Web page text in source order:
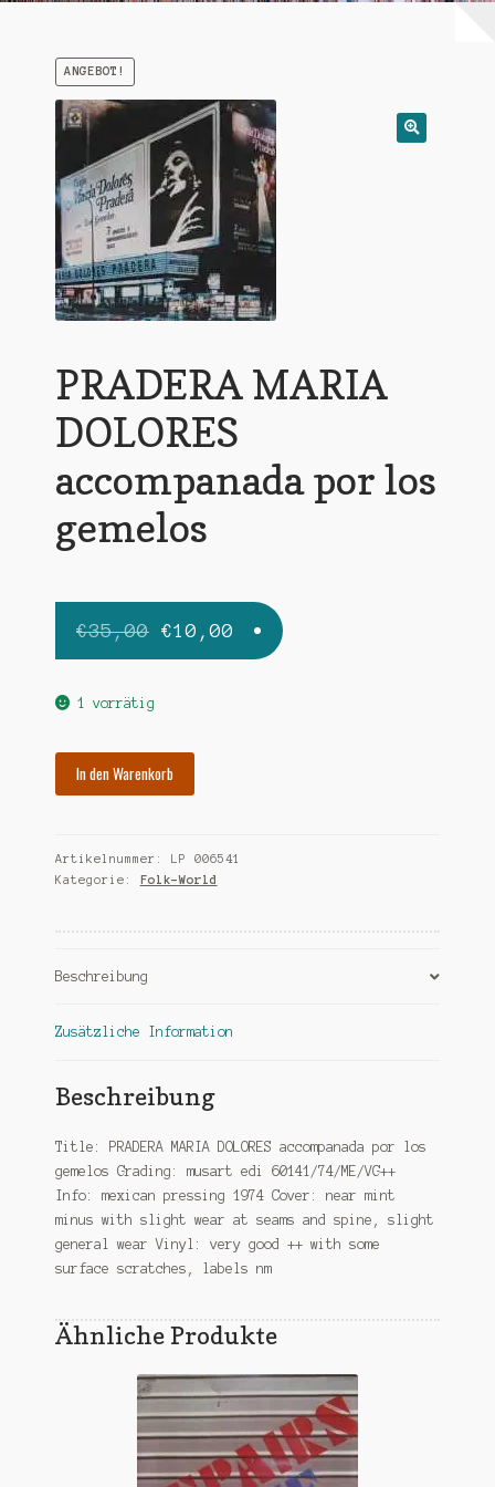
Mein Konto
ANGEBOT!
PRADERA MARIA
DOLORES
accompanada por los
gemelos
€35,00 Ursprünglicher
Preis
€10,00 Aktueller
Preis
1 vorrätig
por
los
Menge
In den Warenkorb
Artikelnummer:
LP 006541
Kategorie:
Folk-World
Beschreibung
Zusätzliche Information
Beschreibung
Title: PRADERA MARIA DOLORES accompanada por los
gemelos Grading: musart edi 60141/74/ME/VG++
Info: mexican pressing 1974 Cover: near mint
minus with slight wear at seams and spine, slight
general wear Vinyl: very good ++ with some
surface scratches, labels nm
Ähnliche Produkte